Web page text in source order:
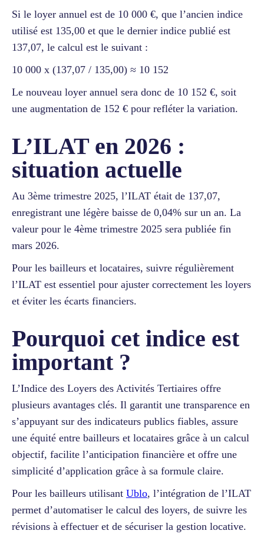
Si le loyer annuel est de 10 000 €, que l’ancien indice
utilisé est 135,00 et que le dernier indice publié est
137,07, le calcul est le suivant :
10 000 x (137,07 / 135,00) ≈ 10 152
Le nouveau loyer annuel sera donc de 10 152 €, soit
une augmentation de 152 € pour refléter la variation.
L’ILAT en 2026 :
situation actuelle
Au 3ème trimestre 2025, l’ILAT était de 137,07,
enregistrant une légère baisse de 0,04% sur un an. La
valeur pour le 4ème trimestre 2025 sera publiée fin
mars 2026.
Pour les bailleurs et locataires, suivre régulièrement
l’ILAT est essentiel pour ajuster correctement les loyers
et éviter les écarts financiers.
Pourquoi cet indice est
important ?
L’Indice des Loyers des Activités Tertiaires offre
plusieurs avantages clés. Il garantit une transparence en
s’appuyant sur des indicateurs publics fiables, assure
une équité entre bailleurs et locataires grâce à un calcul
objectif, facilite l’anticipation financière et offre une
simplicité d’application grâce à sa formule claire.
Pour les bailleurs utilisant Ublo, l’intégration de l’ILAT
permet d’automatiser le calcul des loyers, de suivre les
révisions à effectuer et de sécuriser la gestion locative.